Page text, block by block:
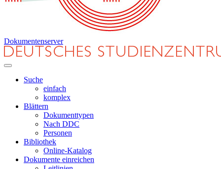
Dokumentenserver
Suche
einfach
komplex
Blättern
Dokumenttypen
Nach DDC
Personen
Bibliothek
Online-Katalog
Dokumente einreichen